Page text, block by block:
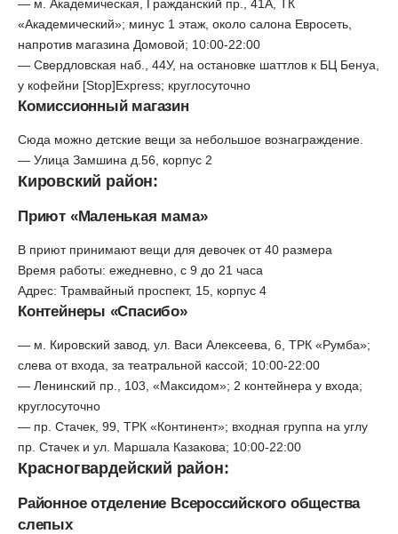
— м. Академическая, Гражданский пр., 41А, ТК
«Академический»; минус 1 этаж, около салона Евросеть,
напротив магазина Домовой; 10:00-22:00
— Свердловская наб., 44У, на остановке шаттлов к БЦ Бенуа,
у кофейни [Stop]Express; круглосуточно
Комиссионный магазин
Сюда можно детские вещи за небольшое вознаграждение.
— Улица Замшина д.56, корпус 2
Кировский район:
Приют «Маленькая мама»
В приют принимают вещи для девочек от 40 размера
Время работы: ежедневно, с 9 до 21 часа
Адрес: Трамвайный проспект, 15, корпус 4
Контейнеры «Спасибо»
— м. Кировский завод, ул. Васи Алексеева, 6, ТРК «Румба»;
слева от входа, за театральной кассой; 10:00-22:00
— Ленинский пр., 103, «Максидом»; 2 контейнера у входа;
круглосуточно
— пр. Стачек, 99, ТРК «Континент»; входная группа на углу
пр. Стачек и ул. Маршала Казакова; 10:00-22:00
Красногвардейский район:
Районное отделение Всероссийского общества
слепых